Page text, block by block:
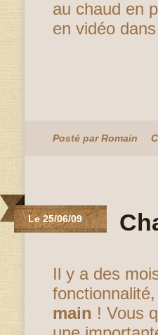
au chaud en
en vidéo
Posté par Romain
Le 25/06/09
Il y a des
main ! Vous